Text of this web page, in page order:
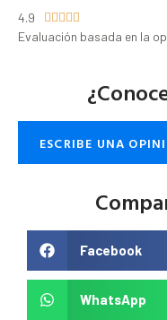
4.9     
Evaluación basada en la
ESCRIBE UNA
Facebook
WhatsApp